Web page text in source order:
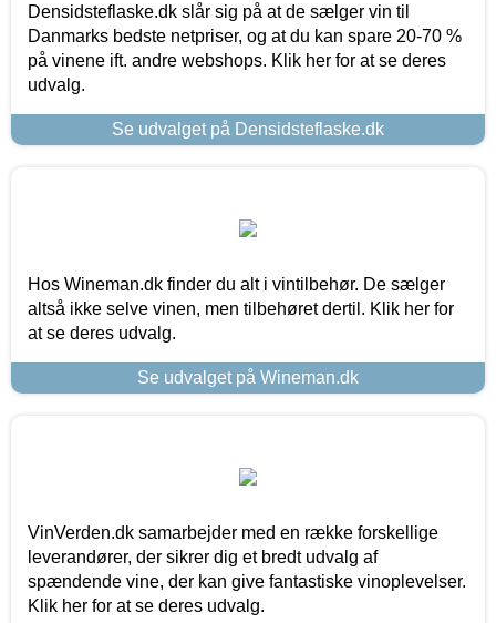
Densidsteflaske.dk slår sig på at de sælger vin til
Danmarks bedste netpriser, og at du kan spare 20-70 %
på vinene ift. andre webshops. Klik her for at se deres
udvalg.
Se udvalget på Densidsteflaske.dk
Hos Wineman.dk finder du alt i vintilbehør. De sælger
altså ikke selve vinen, men tilbehøret dertil. Klik her for
at se deres udvalg.
Se udvalget på Wineman.dk
VinVerden.dk samarbejder med en række forskellige
leverandører, der sikrer dig et bredt udvalg af
spændende vine, der kan give fantastiske vinoplevelser.
Klik her for at se deres udvalg.